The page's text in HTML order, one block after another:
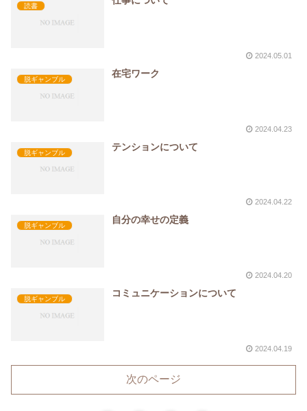
読書
2024.05.01
脱ギャンブル
在宅ワーク
2024.04.23
脱ギャンブル
テンションについて
2024.04.22
脱ギャンブル
自分の幸せの定義
2024.04.20
脱ギャンブル
コミュニケーションについて
2024.04.19
次のページ